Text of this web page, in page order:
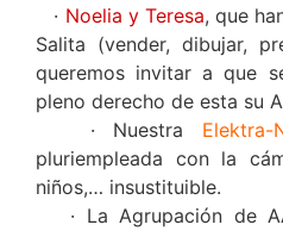
· Noelia y Teresa, que
Salita (vender, dibujar,
queremos invitar a que
pleno derecho de esta su
· Nuestra Elektra-
pluriempleada con la
niños,… insustituible.
· La Agrupación de